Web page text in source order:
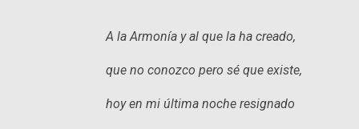
A la Armonía y al que la ha creado,
que no conozco pero sé que existe,
hoy en mi última noche resignado